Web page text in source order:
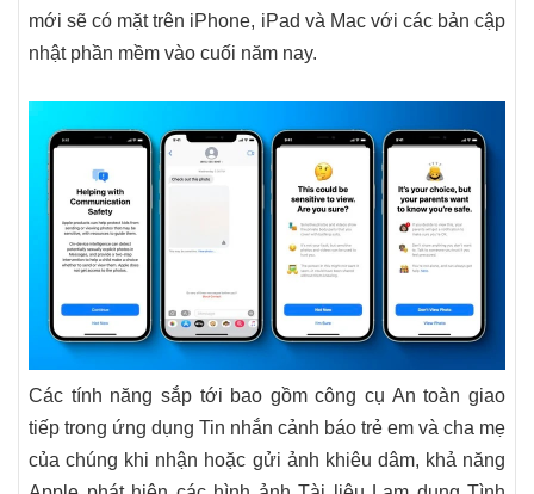
mới sẽ có mặt trên iPhone, iPad và Mac với các bản cập
nhật phần mềm vào cuối năm nay.
Các tính năng sắp tới bao gồm công cụ An toàn giao
tiếp trong ứng dụng Tin nhắn cảnh báo trẻ em và cha mẹ
của chúng khi nhận hoặc gửi ảnh khiêu dâm, khả năng